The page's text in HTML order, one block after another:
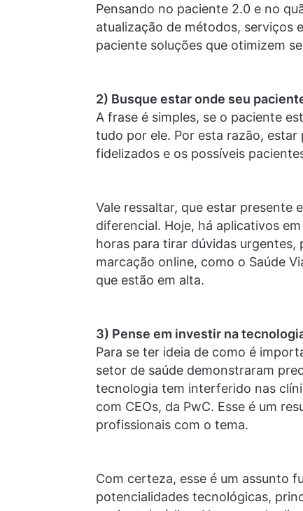
Pensando no paciente 2.0 e no
atualização de métodos, serviços
paciente soluções que otimizem
2) Busque estar onde seu
A frase é simples, se o paciente
tudo por ele. Por esta razão, estar
fidelizados e os possíveis
Vale ressaltar, que estar presente
diferencial. Hoje, há aplicativos
horas para tirar dúvidas urgentes,
marcação online, como o Saúde
que estão em alta.
3) Pense em investir na
Para se ter ideia de como é
setor de saúde demonstraram
tecnologia tem interferido nas
com CEOs, da PwC. Esse é um
profissionais com o tema.
Com certeza, esse é um assunto
potencialidades tecnológicas,